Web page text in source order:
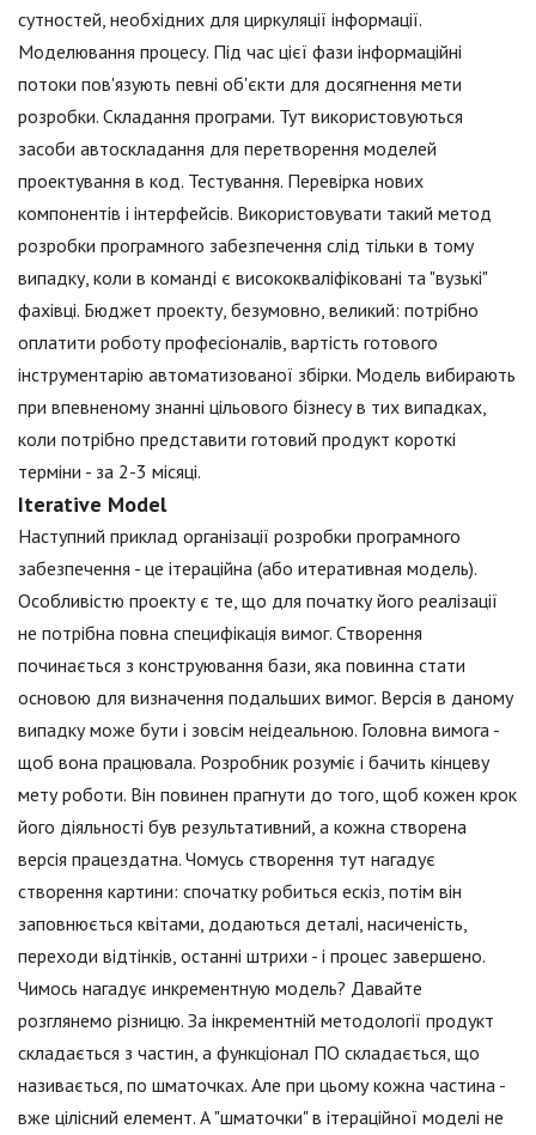
сутностей, необхідних для циркуляції інформації.
Моделювання процесу. Під час цієї фази інформаційні
потоки пов'язують певні об'єкти для досягнення мети
розробки. Складання програми. Тут використовуються
засоби автоскладання для перетворення моделей
проектування в код. Тестування. Перевірка нових
компонентів і інтерфейсів. Використовувати такий метод
розробки програмного забезпечення слід тільки в тому
випадку, коли в команді є висококваліфіковані та "вузькі"
фахівці. Бюджет проекту, безумовно, великий: потрібно
оплатити роботу професіоналів, вартість готового
інструментарію автоматизованої збірки. Модель вибирають
при впевненому знанні цільового бізнесу в тих випадках,
коли потрібно представити готовий продукт короткі
терміни - за 2-3 місяці.
Iterative Model
Наступний приклад організації розробки програмного
забезпечення - це ітераційна (або итеративная модель).
Особливістю проекту є те, що для початку його реалізації
не потрібна повна специфікація вимог. Створення
починається з конструювання бази, яка повинна стати
основою для визначення подальших вимог. Версія в даному
випадку може бути і зовсім неідеальною. Головна вимога -
щоб вона працювала. Розробник розуміє і бачить кінцеву
мету роботи. Він повинен прагнути до того, щоб кожен крок
його діяльності був результативний, а кожна створена
версія працездатна. Чомусь створення тут нагадує
створення картини: спочатку робиться ескіз, потім він
заповнюється квітами, додаються деталі, насиченість,
переходи відтінків, останні штрихи - і процес завершено.
Чимось нагадує инкрементную модель? Давайте
розглянемо різницю. За інкрементній методології продукт
складається з частин, а функціонал ПО складається, що
називається, по шматочках. Але при цьому кожна частина -
вже цілісний елемент. А "шматочки" в ітераційної моделі не